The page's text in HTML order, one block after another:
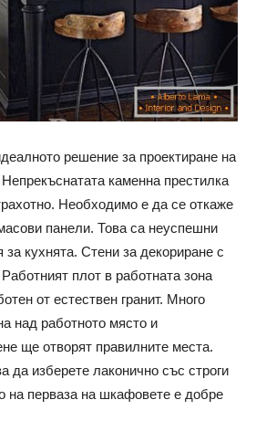
решение за проектиране на
каменна престилка
Необходимо е да се откаже
панели. Това са неуспешни
кухнята. Стени за декориране с
плот в работната зона
от естествен гранит. Много
над работното място и
ще отворят правилните места.
да изберете лаконично със строги
на перваза на шкафовете е добре